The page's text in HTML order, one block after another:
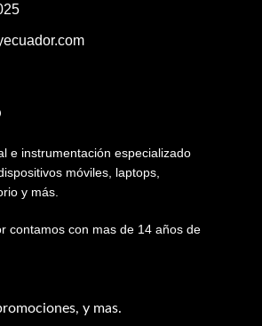
e instrumentación especializado
móviles, laptops,
y más.
contamos con mas de 14 años de
y mas.